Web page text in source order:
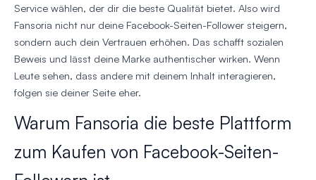
Service wählen, der dir die beste Qualität bietet. Also wird
Fansoria nicht nur deine Facebook-Seiten-Follower steigern,
sondern auch dein Vertrauen erhöhen. Das schafft sozialen
Beweis und lässt deine Marke authentischer wirken. Wenn
Leute sehen, dass andere mit deinem Inhalt interagieren,
folgen sie deiner Seite eher.
Warum Fansoria die beste Plattform
zum Kaufen von Facebook-Seiten-